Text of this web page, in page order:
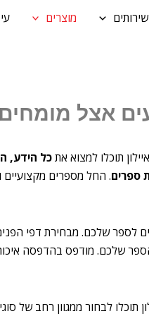
שירותים מוצרים
אצל
תוכלו למצוא אתכל הידע,
ספרים. החל מספרים מקצועיים
לספר שלכם. מבחירת דפי
שלכם. מודפס בהדפסה
לבחור ממגוון רחב של סוגי